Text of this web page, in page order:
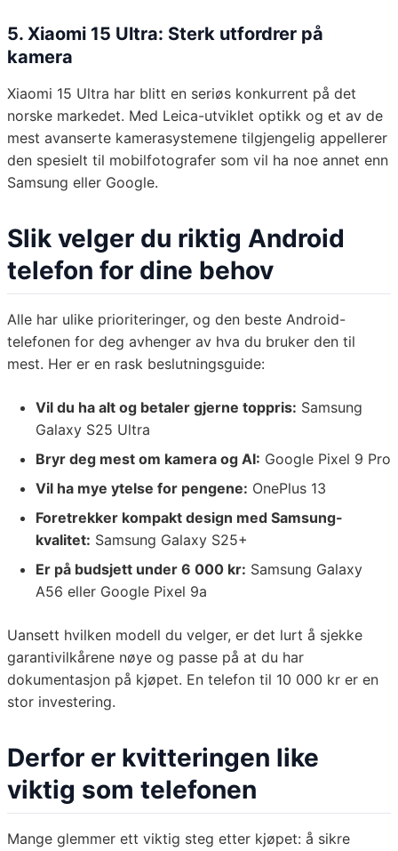
5. Xiaomi 15 Ultra: Sterk utfordrer på
kamera
Xiaomi 15 Ultra har blitt en seriøs konkurrent på det
norske markedet. Med Leica-utviklet optikk og et av de
mest avanserte kamerasystemene tilgjengelig appellerer
den spesielt til mobilfotografer som vil ha noe annet enn
Samsung eller Google.
Slik velger du riktig Android
telefon for dine behov
Alle har ulike prioriteringer, og den beste Android-
telefonen for deg avhenger av hva du bruker den til
mest. Her er en rask beslutningsguide:
Vil du ha alt og betaler gjerne toppris: Samsung
Galaxy S25 Ultra
Bryr deg mest om kamera og AI: Google Pixel 9 Pro
Vil ha mye ytelse for pengene: OnePlus 13
Foretrekker kompakt design med Samsung-
kvalitet: Samsung Galaxy S25+
Er på budsjett under 6 000 kr: Samsung Galaxy
A56 eller Google Pixel 9a
Uansett hvilken modell du velger, er det lurt å sjekke
garantivilkårene nøye og passe på at du har
dokumentasjon på kjøpet. En telefon til 10 000 kr er en
stor investering.
Derfor er kvitteringen like
viktig som telefonen
Mange glemmer ett viktig steg etter kjøpet: å sikre